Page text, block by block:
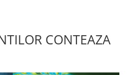
CONTEAZA